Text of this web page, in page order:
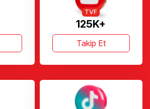
125K+
TVF
Takip Et